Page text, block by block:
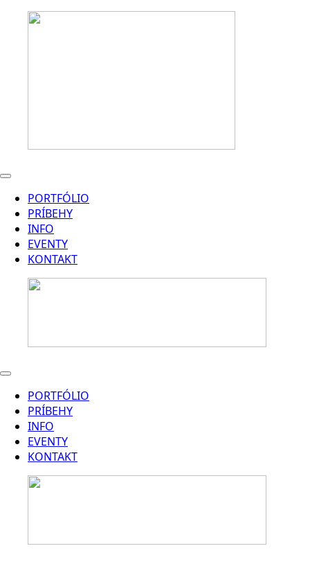
PORTFÓLIO
PRÍBEHY
INFO
EVENTY
KONTAKT
PORTFÓLIO
PRÍBEHY
INFO
EVENTY
KONTAKT